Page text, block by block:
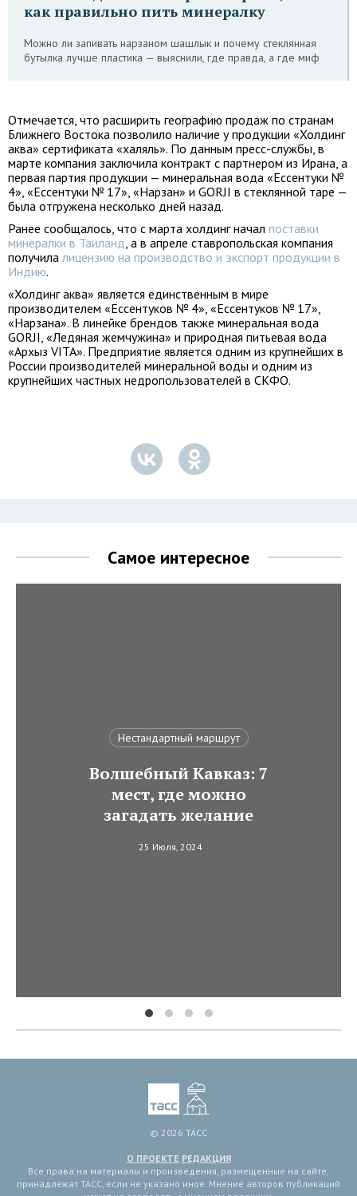
как правильно пить минералку
Можно ли запивать нарзаном шашлык и почему стеклянная
бутылка лучше пластика — выяснили, где правда, а где миф
Отмечается, что расширить географию продаж по странам
Ближнего Востока позволило наличие у продукции «Холдинг
аква» сертификата «халяль». По данным пресс-службы, в
марте компания заключила контракт с партнером из Ирана, а
первая партия продукции — минеральная вода «Ессентуки №
4», «Ессентуки № 17», «Нарзан» и GORJI в стеклянной таре —
была отгружена несколько дней назад.
Ранее сообщалось, что с марта холдинг начал поставки
минералки в Таиланд, а в апреле ставропольская компания
получилалицензию на производство и экспорт продукции в
Индию.
«Холдинг аква» является единственным в мире
производителем «Ессентуков № 4», «Ессентуков № 17»,
«Нарзана». В линейке брендов также минеральная вода
GORJI, «Ледяная жемчужина» и природная питьевая вода
«Архыз VITA». Предприятие является одним из крупнейших в
России производителей минеральной воды и одним из
крупнейших частных недропользователей в СКФО.
Самое интересное
Нестандартный маршрут
Волшебный Кавказ: 7
мест, где можно
загадать желание
25 Июля, 2024
© 2026 ТАСС
О ПРОЕКТЕ РЕДАКЦИЯ
Все права на материалы и произведения, размещенные на сайте,
принадлежат ТАСС, если не указано иное. Мнение авторов публикаций